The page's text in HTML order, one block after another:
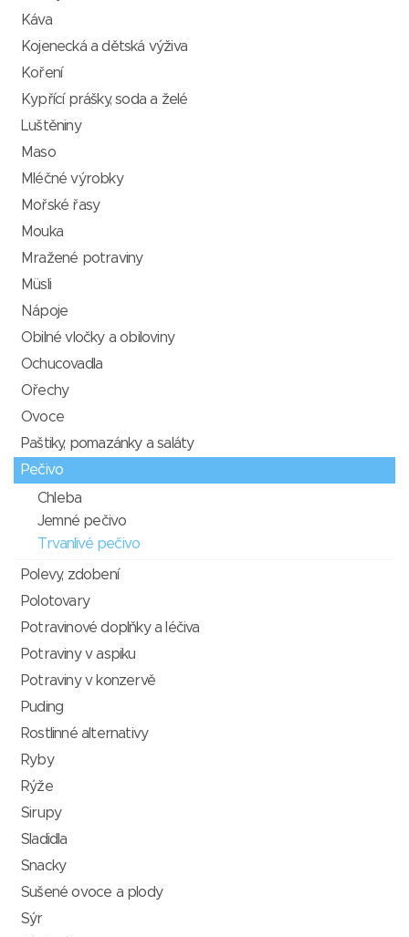
Káva
Kojenecká a dětská výživa
Koření
Kypřící prášky, soda a želé
Luštěniny
Maso
Mléčné výrobky
Mořské řasy
Mouka
Mražené potraviny
Müsli
Nápoje
Obilné vločky a obiloviny
Ochucovadla
Ořechy
Ovoce
Paštiky, pomazánky a saláty
Pečivo
Chleba
Jemné pečivo
Trvanlivé pečivo
Polevy, zdobení
Polotovary
Potravinové doplňky a léčiva
Potraviny v aspiku
Potraviny v konzervě
Puding
Rostlinné alternativy
Ryby
Rýže
Sirupy
Sladidla
Snacky
Sušené ovoce a plody
Sýr